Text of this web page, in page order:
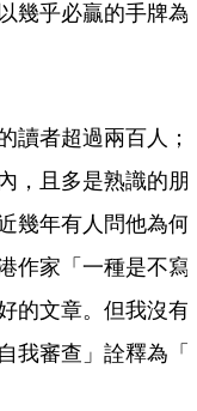
幾乎必贏的手牌為
讀者超過兩百人；
，且多是熟識的朋
幾年有人問他為何
作家「一種是不寫
的文章。但我沒有
我審查」詮釋為「